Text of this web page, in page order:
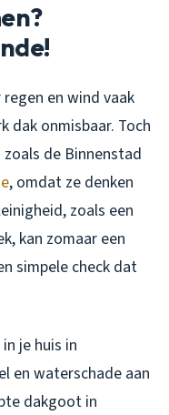
en wind vaak
dak onmisbaar. Toch
de Binnenstad
, omdat ze denken
zoals een
kan zomaar een
simpele check dat
je huis in
en waterschade aan
dakgoot in